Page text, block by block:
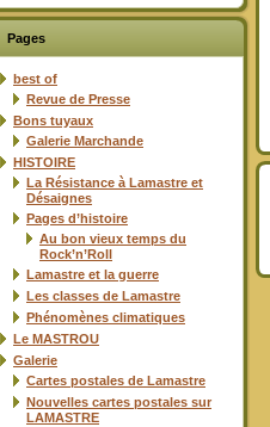
Pages
best of
Revue de Presse
Bons tuyaux
Galerie Marchande
HISTOIRE
La Résistance à Lamastre et
Désaignes
Pages d’histoire
Au bon vieux temps du
Rock’n’Roll
Lamastre et la guerre
Les classes de Lamastre
Phénomènes climatiques
Le MASTROU
Galerie
Cartes postales de Lamastre
Nouvelles cartes postales sur
LAMASTRE